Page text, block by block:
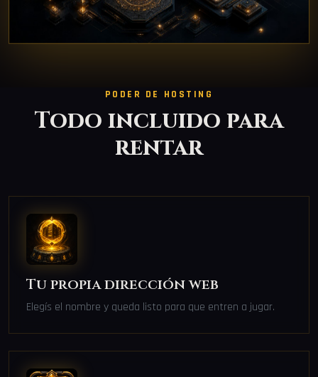
PODER DE HOSTING
Todo incluido para
rentar
Tu propia dirección web
Elegís el nombre y queda listo para que entren a jugar.